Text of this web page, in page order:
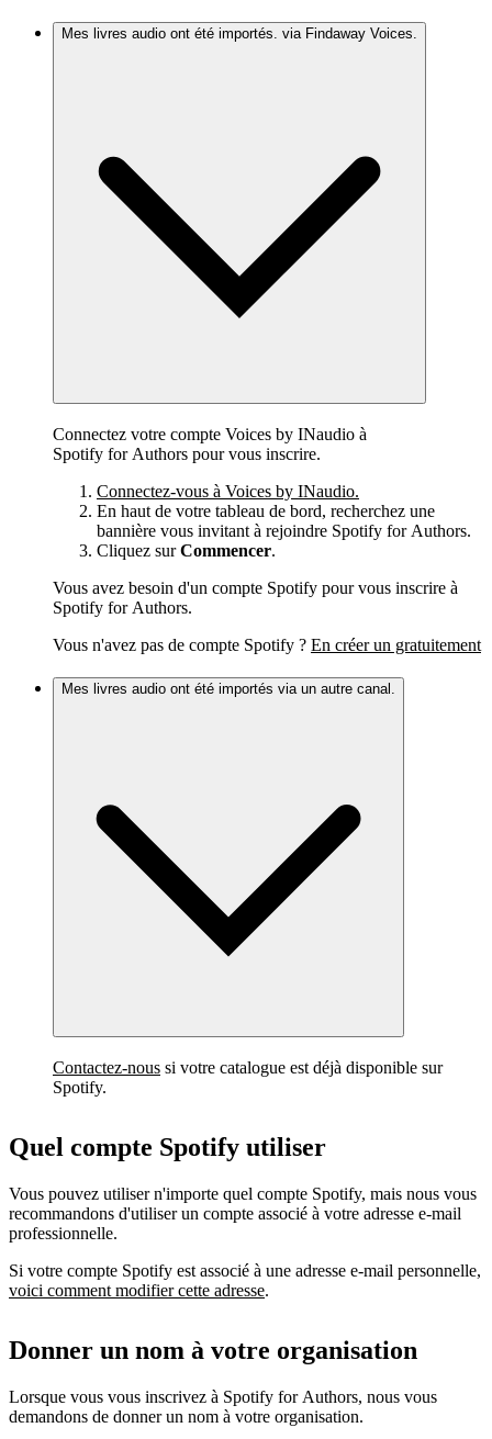
Mes livres audio ont été importés. via Findaway Voices.
Connectez votre compte Voices by INaudio à
Spotify for Authors pour vous inscrire.
Connectez-vous à Voices by INaudio.
En haut de votre tableau de bord, recherchez une
bannière vous invitant à rejoindre Spotify for Authors.
Cliquez surCommencer.
Vous avez besoin d'un compte Spotify pour vous inscrire à
Spotify for Authors.
Vous n'avez pas de compte Spotify ? En créer un gratuitement
Mes livres audio ont été importés via un autre canal.
Contactez-nous si votre catalogue est déjà disponible sur
Spotify.
Quel compte Spotify utiliser
Vous pouvez utiliser n'importe quel compte Spotify, mais nous vous
recommandons d'utiliser un compte associé à votre adresse e-mail
professionnelle.
Si votre compte Spotify est associé à une adresse e-mail personnelle,
voici comment modifier cette adresse.
Donner un nom à votre organisation
Lorsque vous vous inscrivez à Spotify for Authors, nous vous
demandons de donner un nom à votre organisation.